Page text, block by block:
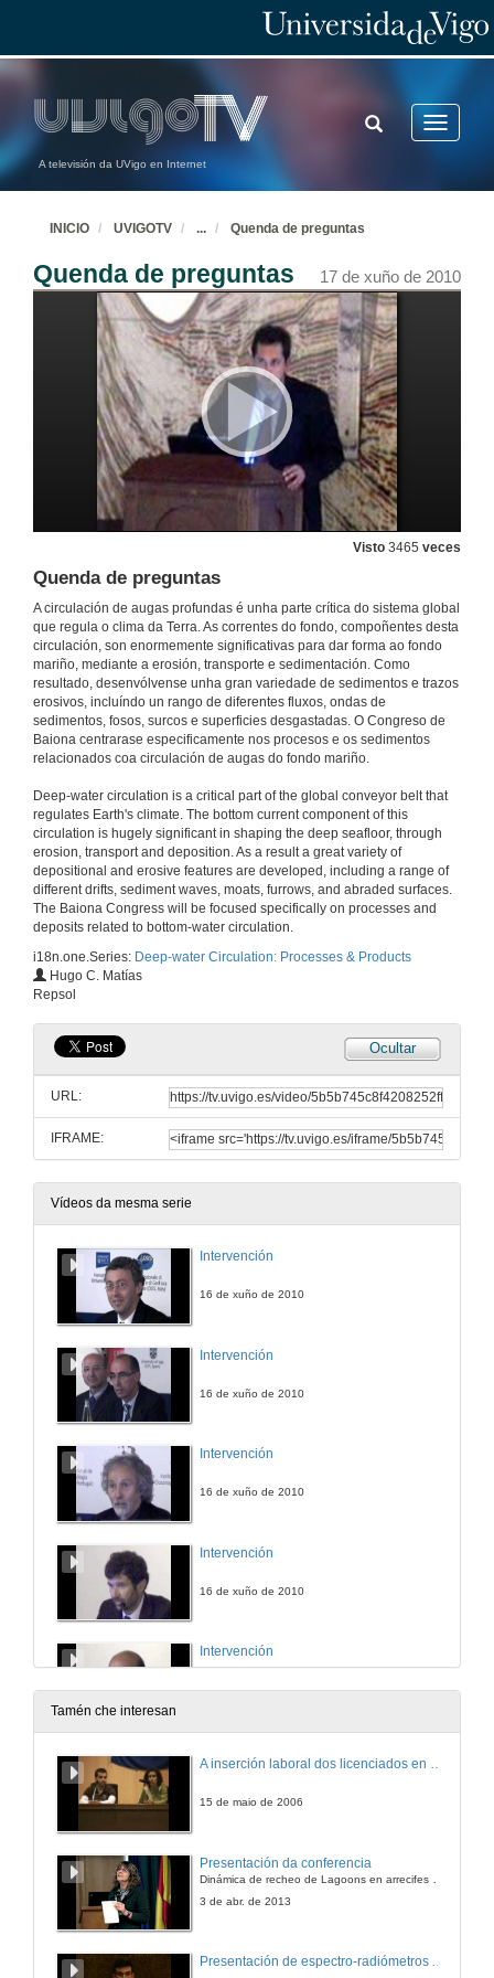
A televisión da UVigo en Internet
Toggle
TOGGLE
SEARCH
INICIO UVIGOTV ... Quenda de preguntas
Quenda de preguntas 17 de xuño de 2010
Visto 3465 veces
Quenda de preguntas
A circulación de augas profundas é unha parte crítica do sistema global
que regula o clima da Terra. As correntes do fondo, compoñentes desta
circulación, son enormemente significativas para dar forma ao fondo
mariño, mediante a erosión, transporte e sedimentación. Como
resultado, desenvólvense unha gran variedade de sedimentos e trazos
erosivos, incluíndo un rango de diferentes fluxos, ondas de
sedimentos, fosos, surcos e superficies desgastadas. O Congreso de
Baiona centrarase especificamente nos procesos e os sedimentos
relacionados coa circulación de augas do fondo mariño.
Deep-water circulation is a critical part of the global conveyor belt that
regulates Earth's climate. The bottom current component of this
circulation is hugely significant in shaping the deep seafloor, through
erosion, transport and deposition. As a result a great variety of
depositional and erosive features are developed, including a range of
different drifts, sediment waves, moats, furrows, and abraded surfaces.
The Baiona Congress will be focused specifically on processes and
deposits related to bottom-water circulation.
i18n.one.Series: Deep-water Circulation: Processes & Products
Hugo C. Matías
Repsol
Ocultar
URL:
IFRAME:
Vídeos da mesma serie
Intervención
16 de xuño de 2010
Intervención
16 de xuño de 2010
Intervención
16 de xuño de 2010
Intervención
16 de xuño de 2010
Intervención
16 de xuño de 2010
16 de xuño de 2010
Keynote
Tamén che interesan
A inserción laboral dos licenciados en Ciencias do Mar: a carreira investigadora
15 de maio de 2006
Presentación da conferencia
Dinámica de recheo de Lagoons en arrecifes de coral
3 de abr. de 2013
Presentación de espectro-radiómetros ASD